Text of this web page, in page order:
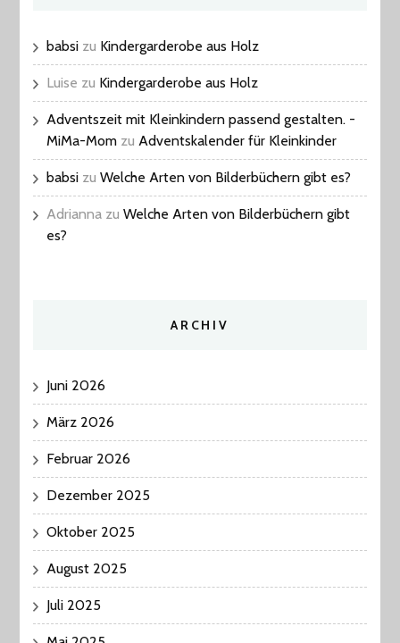
babsi zu Kindergarderobe aus Holz
Luise zu Kindergarderobe aus Holz
Adventszeit mit Kleinkindern passend gestalten. -
MiMa-Mom zuAdventskalender für Kleinkinder
babsi zuWelche Arten von Bilderbüchern gibt es?
Adrianna zuWelche Arten von Bilderbüchern gibt
es?
ARCHIV
Juni 2026
März 2026
Februar 2026
Dezember 2025
Oktober 2025
August 2025
Juli 2025